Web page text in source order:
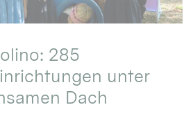
285
unter
Dach